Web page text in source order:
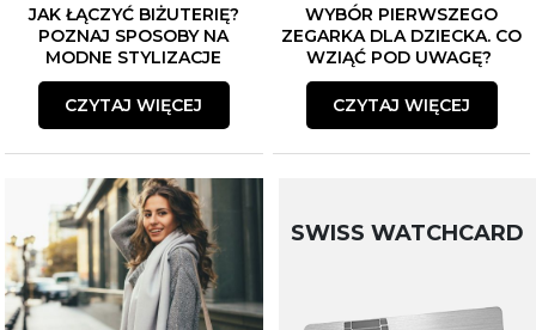
JAK ŁĄCZYĆ BIŻUTERIĘ?
POZNAJ SPOSOBY NA
MODNE STYLIZACJE
CZYTAJ WIĘCEJ
WYBÓR PIERWSZEGO
ZEGARKA DLA DZIECKA. CO
WZIĄĆ POD UWAGĘ?
CZYTAJ WIĘCEJ
SWISS WATCHCARD